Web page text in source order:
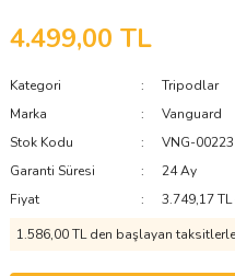
4.499,00 TL
Kategori
Tripodlar
Marka
Vanguard
Stok Kodu
VNG-00223
Garanti Süresi
24 Ay
Fiyat
3.749,17 TL
1.586,00 TL den başlayan